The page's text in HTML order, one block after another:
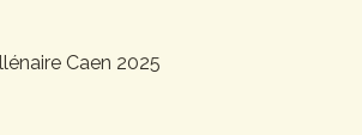
Caen 2025